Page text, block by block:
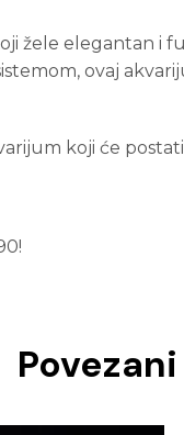
žele elegantan i
ovaj
koji će